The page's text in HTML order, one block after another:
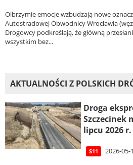
Olbrzymie emocje wzbudzają nowe
Autostradowej Obwodnicy Wrocławia
Drogowcy podkreślają, że główną
wszystkim bez...
AKTUALNOŚCI Z POLSKICH
Droga
Szczecinek
lipcu 2026 r.
S11 2026-